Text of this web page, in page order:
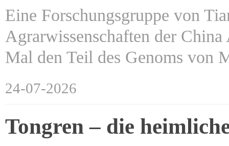
Eine Forschungsgruppe von
Agrarwissenschaften der
Mal den Teil des Genoms von
24-07-2026
Tongren – die